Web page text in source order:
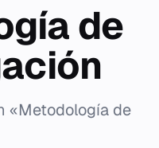
de
«Metodología de